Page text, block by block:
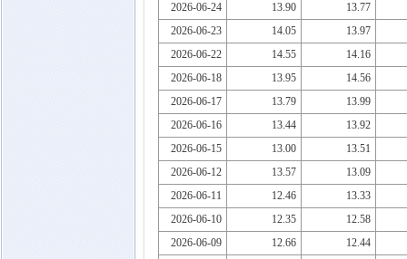
2026-06-24
13.90
13.77
2026-06-23
14.05
13.97
2026-06-22
14.55
14.16
2026-06-18
13.95
14.56
2026-06-17
13.79
13.99
2026-06-16
13.44
13.92
2026-06-15
13.00
13.51
2026-06-12
13.57
13.09
2026-06-11
12.46
13.33
2026-06-10
12.35
12.58
2026-06-09
12.66
12.44